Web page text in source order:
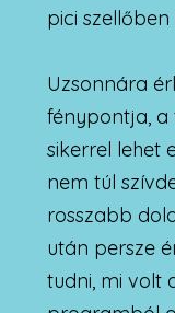
pici
Uzsonnára
fénypontja, a
sikerrel lehet
nem túl
rosszabb
után persze
tudni, mi volt